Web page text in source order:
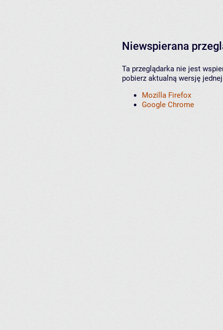
Niewspierana
Ta przeglądarka nie jest
pobierz aktualną wersję
Mozilla Firefox
Google Chrome